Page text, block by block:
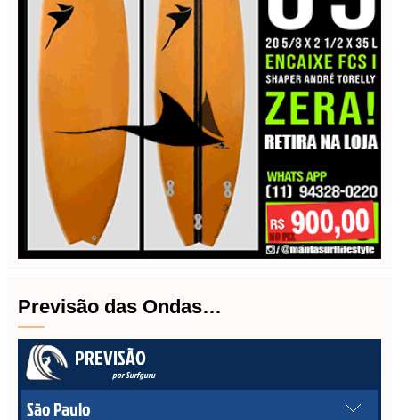
Previsão das Ondas…